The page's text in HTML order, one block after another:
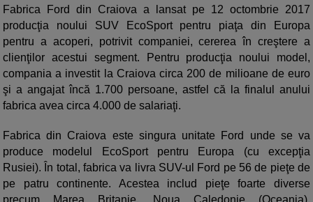
Fabrica Ford din Craiova a lansat pe 12 octombrie 2017
producţia noului SUV EcoSport pentru piaţa din Europa
pentru a acoperi, potrivit companiei, cererea în creştere a
clienţilor acestui segment. Pentru producţia noului model,
compania a investit la Craiova circa 200 de milioane de euro
şi a angajat încă 1.700 persoane, astfel că la finalul anului
fabrica avea circa 4.000 de salariaţi.
Fabrica din Craiova este singura unitate Ford unde se va
produce modelul EcoSport pentru Europa (cu excepţia
Rusiei). În total, fabrica va livra SUV-ul Ford pe 56 de pieţe de
pe patru continente. Acestea includ pieţe foarte diverse